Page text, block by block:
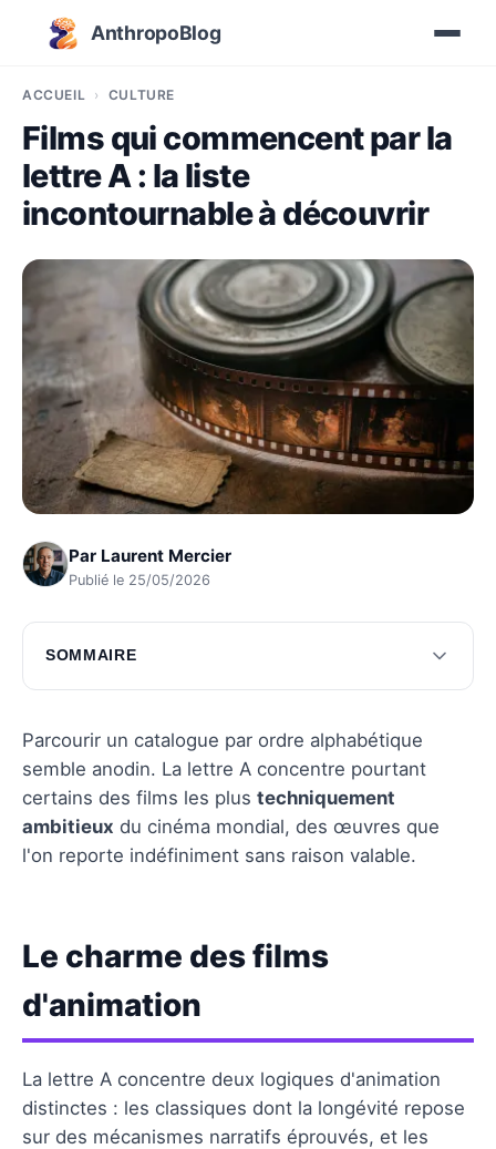
AnthropoBlog
ACCUEIL CULTURE
Films qui commencent par la
lettre A : la liste
incontournable à découvrir
Par Laurent Mercier
Publié le 25/05/2026
SOMMAIRE
Le charme des films d'animation
L'intensité des drames poignants
L'impact des documentaires captivants
Questions fréquentes
Parcourir un catalogue par ordre alphabétique
semble anodin. La lettre A concentre pourtant
certains des films les plus techniquement
ambitieux du cinéma mondial, des œuvres que
l'on reporte indéfiniment sans raison valable.
Le charme des films
d'animation
La lettre A concentre deux logiques d'animation
distinctes : les classiques dont la longévité repose
sur des mécanismes narratifs éprouvés, et les